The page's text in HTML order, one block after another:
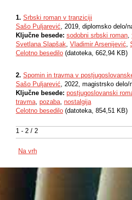
1 - 2 / 2
1. Srbski roman v tranziciji
Sašo Puljarević, 2019, diplomsko delo/
Ključne besede: sodobni srbski roman,
Svetlana Slapšak, Vladimir Arsenijević,
Celotno besedilo (datoteka, 662,94 KB)
2. Spomin in travma v
Sašo Puljarević, 2022, magistrsko delo/
Ključne besede: postjugoslovanski
travma, pozaba, nostalgija
Celotno besedilo (datoteka, 854,51 KB)
Na vrh